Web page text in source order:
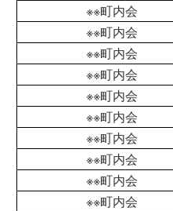
※※町内会
※※町内会
※※町内会
※※町内会
※※町内会
※※町内会
※※町内会
※※町内会
※※町内会
※※町内会